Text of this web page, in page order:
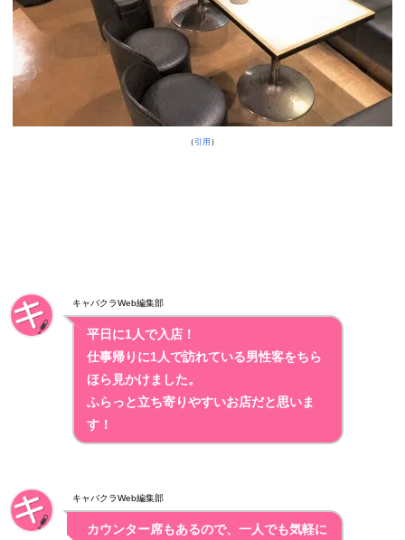
（引用 ）
キャバクラWeb編集部
平日に1人で入店！
仕事帰りに1人で訪れている男性客をちら
ほら見かけました。
ふらっと立ち寄りやすいお店だと思いま
す！
キャバクラWeb編集部
カウンター席もあるので、一人でも気軽に